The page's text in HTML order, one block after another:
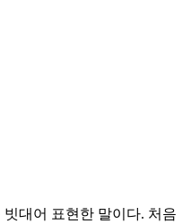
대어 표현한 말이다. 처음